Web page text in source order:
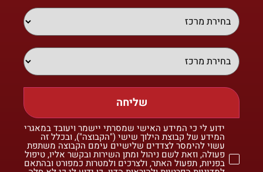
שליחה
ידוע לי כי המידע האישי שמסרתי יישמר ויעובד במאגרי
המידע של קבוצת הילוך שישי ("הקבוצה"), ובכלל זה
עשוי להימסר לצדדים שלישיים עימם הקבוצה משתפת
פעולה, וזאת לשם ניהול ומתן השירות ובקשר אליו, טיפול
בפניות, תפעול האתר, ולצרכים ולמטרות כמפורט ובהתאם